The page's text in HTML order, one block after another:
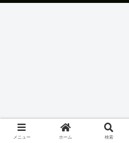
メニュー ホーム 検索